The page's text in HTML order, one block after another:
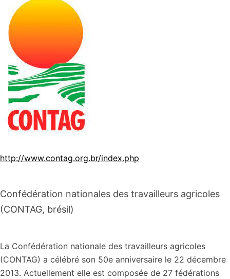
http://www.contag.org.br/index.php
Confédération nationales des travailleurs agricoles
(CONTAG, brésil)
La Confédération nationale des travailleurs agricoles
(CONTAG) a célébré son 50e anniversaire le 22 décembre
2013. Actuellement elle est composée de 27 fédérations